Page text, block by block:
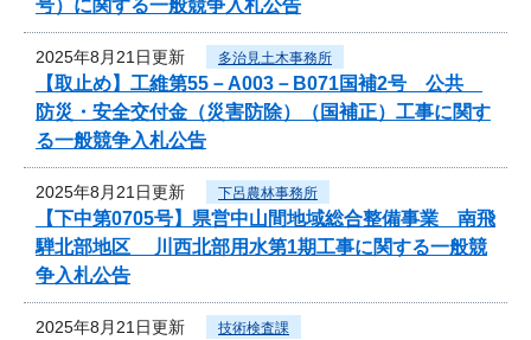
号）に関する一般競争入札公告
2025年8月21日更新 多治見土木事務所
【取止め】工維第55－A003－B071国補2号 公共
防災・安全交付金（災害防除）（国補正）工事に関す
る一般競争入札公告
2025年8月21日更新 下呂農林事務所
【下中第0705号】県営中山間地域総合整備事業 南飛
騨北部地区 川西北部用水第1期工事に関する一般競
争入札公告
2025年8月21日更新 技術検査課